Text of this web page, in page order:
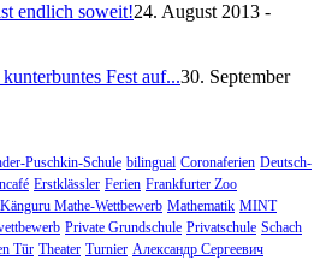
endlich soweit!24. August 2013 -
Fest auf...30. September
Puschkin-Schule bilingual Coronaferien Deutsch-
Erstklässler Ferien Frankfurter Zoo
Känguru Mathe-Wettbewerb Mathematik MINT
Private Grundschule Privatschule Schach
Tür Theater Turnier Александр Сергеевич